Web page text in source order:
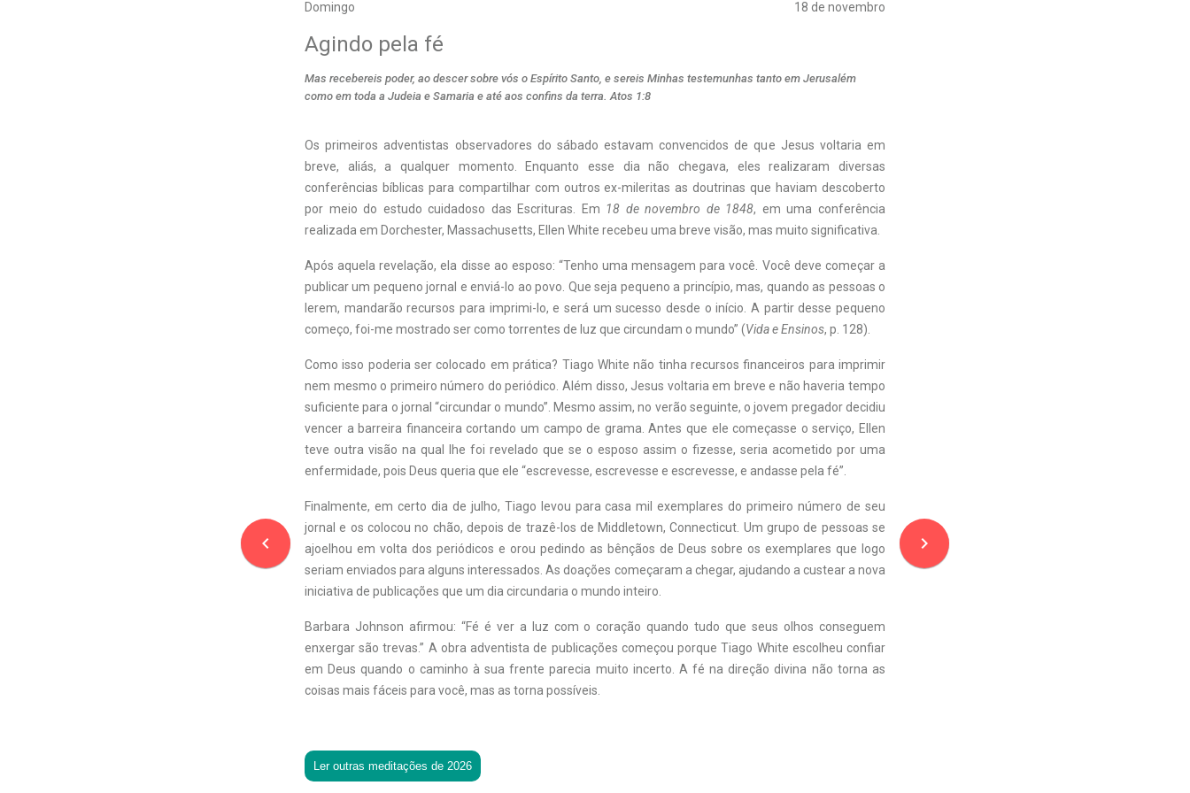
Domingo 18 de novembro
navigate_before
Agindo pela fé
Mas recebereis poder, ao descer sobre vós o Espírito Santo, e sereis Minhas testemunhas tanto em Jerusalém
como em toda a Judeia e Samaria e até aos confins da terra. Atos 1:8
Os primeiros adventistas observadores do sábado estavam convencidos de que Jesus voltaria em
breve, aliás, a qualquer momento. Enquanto esse dia não chegava, eles realizaram diversas
conferências bíblicas para compartilhar com outros ex-mileritas as doutrinas que haviam descoberto
por meio do estudo cuidadoso das Escrituras. Em 18 de novembro de 1848, em uma conferência
realizada em Dorchester, Massachusetts, Ellen White recebeu uma breve visão, mas muito significativa.
Após aquela revelação, ela disse ao esposo: “Tenho uma mensagem para você. Você deve começar a
publicar um pequeno jornal e enviá-lo ao povo. Que seja pequeno a princípio, mas, quando as pessoas o
lerem, mandarão recursos para imprimi-lo, e será um sucesso desde o início. A partir desse pequeno
começo, foi-me mostrado ser como torrentes de luz que circundam o mundo” (Vida e Ensinos, p. 128).
Como isso poderia ser colocado em prática? Tiago White não tinha recursos financeiros para imprimir
nem mesmo o primeiro número do periódico. Além disso, Jesus voltaria em breve e não haveria tempo
suficiente para o jornal “circundar o mundo”. Mesmo assim, no verão seguinte, o jovem pregador decidiu
vencer a barreira financeira cortando um campo de grama. Antes que ele começasse o serviço, Ellen
teve outra visão na qual lhe foi revelado que se o esposo assim o fizesse, seria acometido por uma
enfermidade, pois Deus queria que ele “escrevesse, escrevesse e escrevesse, e andasse pela fé”.
Finalmente, em certo dia de julho, Tiago levou para casa mil exemplares do primeiro número de seu
jornal e os colocou no chão, depois de trazê-los de Middletown, Connecticut. Um grupo de pessoas se
ajoelhou em volta dos periódicos e orou pedindo as bênçãos de Deus sobre os exemplares que logo
seriam enviados para alguns interessados. As doações começaram a chegar, ajudando a custear a nova
iniciativa de publicações que um dia circundaria o mundo inteiro.
Barbara Johnson afirmou: “Fé é ver a luz com o coração quando tudo que seus olhos conseguem
enxergar são trevas.” A obra adventista de publicações começou porque Tiago White escolheu confiar
em Deus quando o caminho à sua frente parecia muito incerto. A fé na direção divina não torna as
coisas mais fáceis para você, mas as torna possíveis.
Ler outras meditações de 2026
navigate_next